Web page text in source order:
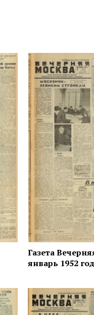
Газета
январь 1952